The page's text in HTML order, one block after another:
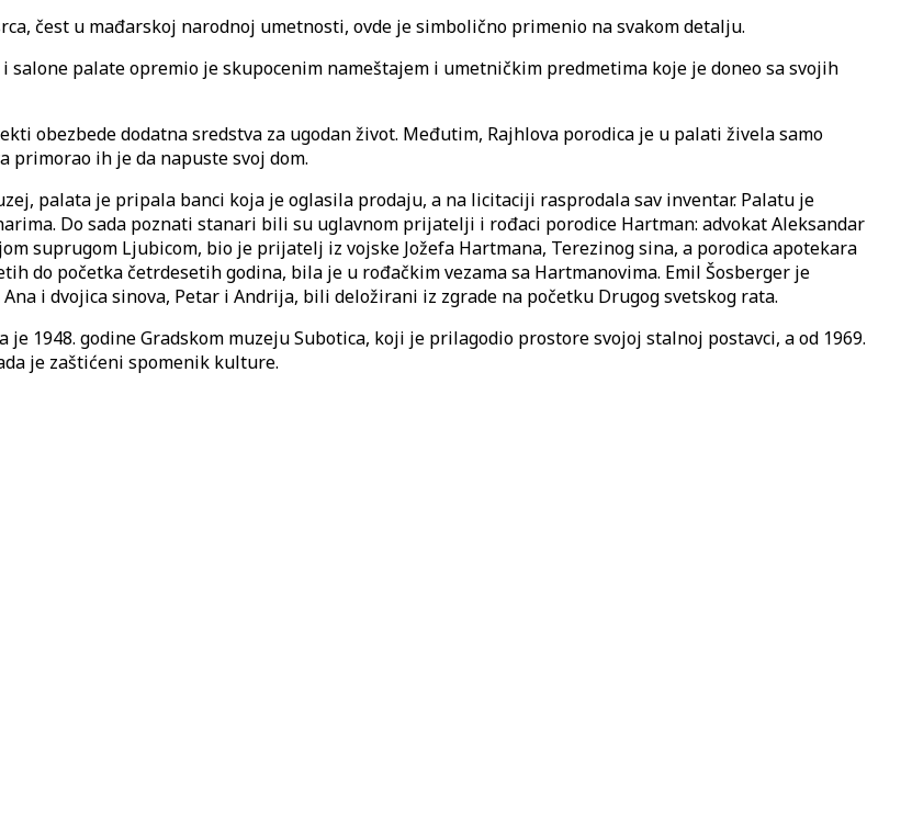
čest u mađarskoj narodnoj umetnosti, ovde je simbolično primenio na svakom detalju.
salone palate opremio je skupocenim nameštajem i umetničkim predmetima koje je doneo sa svojih
obezbede dodatna sredstva za ugodan život. Međutim, Rajhlova porodica je u palati živela samo
ih je da napuste svoj dom.
palata je pripala banci koja je oglasila prodaju, a na licitaciji rasprodala sav inventar. Palatu je
Do sada poznati stanari bili su uglavnom prijatelji i rođaci porodice Hartman: advokat Aleksandar
suprugom Ljubicom, bio je prijatelj iz vojske Jožefa Hartmana, Terezinog sina, a porodica apotekara
do početka četrdesetih godina, bila je u rođačkim vezama sa Hartmanovima. Emil Šosberger je
i dvojica sinova, Petar i Andrija, bili deložirani iz zgrade na početku Drugog svetskog rata.
1948. godine Gradskom muzeju Subotica, koji je prilagodio prostore svojoj stalnoj postavci, a od 1969.
je zaštićeni spomenik kulture.